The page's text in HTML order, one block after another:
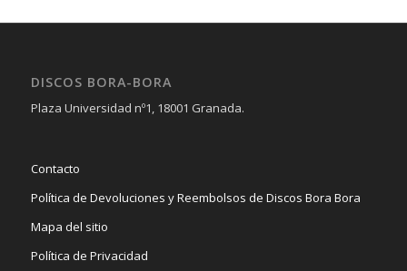
DISCOS BORA-BORA
Plaza Universidad nº1, 18001 Granada.
Contacto
Política de Devoluciones y Reembolsos de Discos Bora Bora
Mapa del sitio
Política de Privacidad